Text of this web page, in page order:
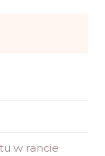
w rancie